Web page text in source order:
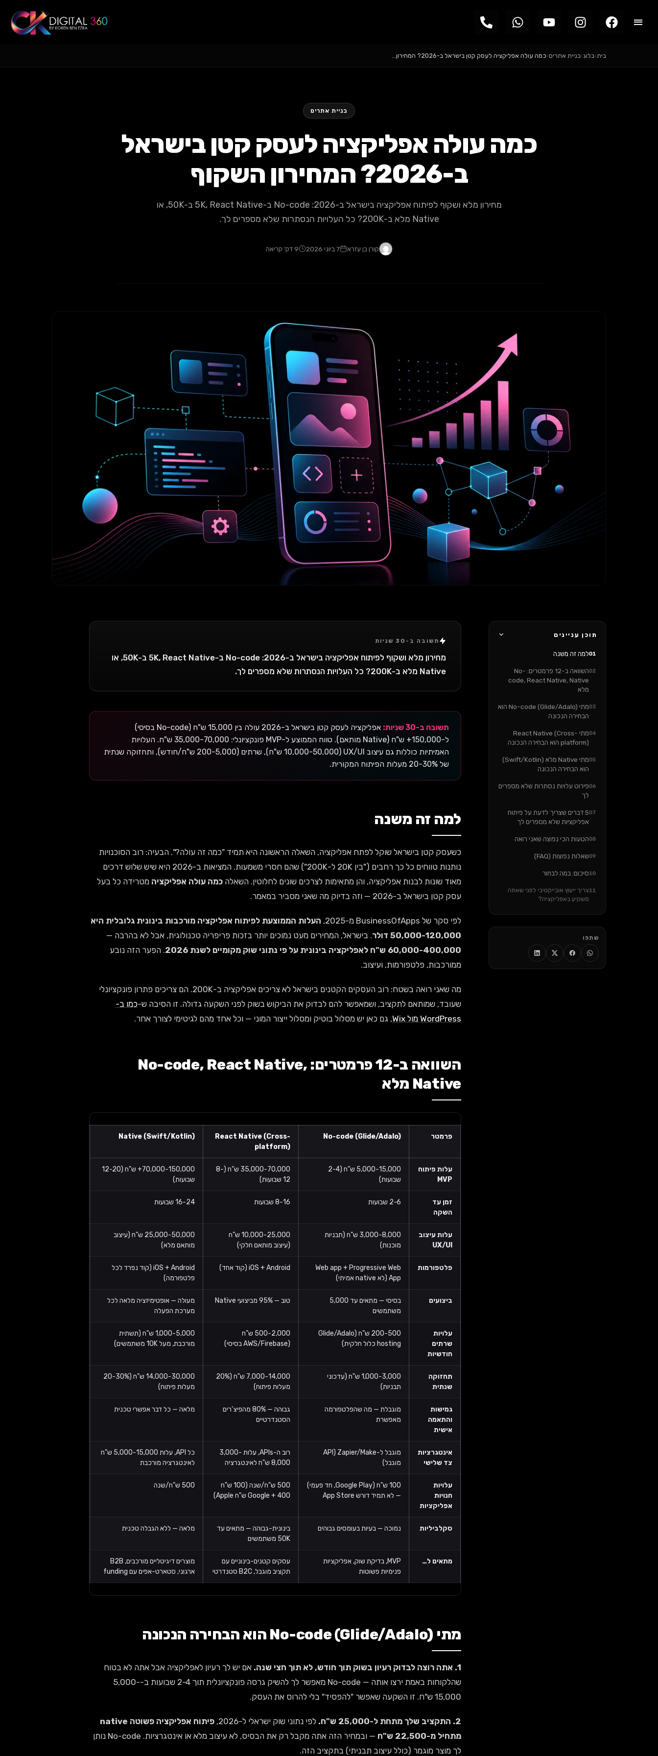
בית›בלוג›בניית אתרים›כמה עולה אפליקציה לעסק קטן בישראל ב-2026? המחירון…
בניית אתרים
כמה עולה אפליקציה לעסק קטן בישראל
ב-2026? המחירון השקוף
מחירון מלא ושקוף לפיתוח אפליקציה בישראל ב-2026: No-code ב-5K, React Native ב-50K, או
Native מלא ב-200K? כל העלויות הנסתרות שלא מספרים לך.
קורן בן עזרא 7 ביוני 2026 9 דק׳ קריאה
תוכן עניינים
01למה זה משנה
02
השוואה ב-12 פרמטרים: No-
code, React Native, Native
מלא
03
מתי No-code (Glide/Adalo) הוא
הבחירה הנכונה
04
מתי React Native (Cross-
platform) הוא הבחירה הנכונה
05
מתי Native מלא (Swift/Kotlin)
הוא הבחירה הנכונה
06פירוט עלויות נסתרות שלא מספרים
לך
07
5 דברים שצריך לדעת על פיתוח
אפליקציות שלא מספרים לך
08הטעות הכי נפוצה שאני רואה
09שאלות נפוצות (FAQ)
10סיכום: במה לבחור
11צריך ייעוץ אובייקטיבי לפני שאתה
משקיע באפליקציה?
שתפו
תשובה ב-30 שניות
מחירון מלא ושקוף לפיתוח אפליקציה בישראל ב-2026: No-code ב-5K, React Native ב-50K, או
Native מלא ב-200K? כל העלויות הנסתרות שלא מספרים לך.
תשובה ב-30 שניות:
אפליקציה לעסק קטן בישראל ב-2026 עולה בין 15,000 ש"ח (No-code בסיסי)
ל-150,000+ ש"ח (Native מותאם). טווח הממוצע ל-MVP פונקציונלי: 35,000-70,000 ש"ח. העלויות
האמיתיות כוללות גם עיצוב UX/UI (10,000-50,000 ש"ח), שרתים (200-5,000 ש"ח/חודש), ותחזוקה שנתית
של 20-30% מעלות הפיתוח המקורית.
למה זה משנה
כשעסק קטן בישראל שוקל לפתח אפליקציה, השאלה הראשונה היא תמיד "כמה זה עולה?". הבעיה: רוב הסוכנויות
נותנות טווחים כל כך רחבים ("בין 20K ל-200K") שהם חסרי משמעות. המציאות ב-2026 היא שיש שלוש דרכים
מאוד שונות לבנות אפליקציה, והן מתאימות לצרכים שונים לחלוטין. השאלה כמה עולה אפליקציה מטרידה כל בעל
עסק קטן בישראל ב-2026 — וזה בדיוק מה שאני מסביר במאמר.
לפי סקר של BusinessOfApps מ-2025,
העלות הממוצעת לפיתוח אפליקציה מורכבות בינונית גלובלית היא
50,000-120,000 דולר
. בישראל, המחירים מעט נמוכים יותר בזכות פריפריה טכנולוגית, אבל לא בהרבה —
60,000-400,000 ש"ח לאפליקציה בינונית על פי נתוני שוק מקומיים לשנת 2026
. הפער הזה נובע
ממורכבות, פלטפורמות, ועיצוב.
מה שאני רואה בשטח: רוב העסקים הקטנים בישראל לא צריכים אפליקציה ב-200K. הם צריכים פתרון פונקציונלי
שעובד, שמותאם לתקציב, ושמאפשר להם לבדוק את הביקוש בשוק לפני השקעה גדולה. זו הסיבה ש-כמו ב-
WordPress מול Wix
, גם כאן יש מסלול בוטיק ומסלול ייצור המוני — וכל אחד מהם לגיטימי לצורך אחר.
השוואה ב-12 פרמטרים: No-code, React Native,
Native מלא
פרמטר No-code (Glide/Adalo)
React Native (Cross-
platform)
Native (Swift/Kotlin)
עלות פיתוח
MVP
5,000-15,000 ש"ח (2-4
שבועות)
35,000-70,000 ש"ח (8-
12 שבועות)
70,000-150,000+ ש"ח (12-20
שבועות)
זמן עד
השקה
2-6 שבועות 8-16 שבועות 16-24 שבועות
עלות עיצוב
UX/UI
3,000-8,000 ש"ח (תבניות
מוכנות)
10,000-25,000 ש"ח
(עיצוב מותאם חלקי)
25,000-50,000 ש"ח (עיצוב
מותאם מלא)
פלטפורמות
Web app + Progressive Web
App (לא native אמיתי)
iOS + Android (קוד אחד)
iOS + Android (קוד נפרד לכל
פלטפורמה)
ביצועים
בסיסי — מתאים עד 5,000
משתמשים
טוב — 95% מביצועי Native
מעולה — אופטימיזציה מלאה לכל
מערכת הפעלה
עלויות
שרתים
חודשיות
200-500 ש"ח (Glide/Adalo
hosting כלול חלקית)
500-2,000 ש"ח
(AWS/Firebase בסיסי)
1,000-5,000 ש"ח (תשתית
מורכבת, מעל 10K משתמשים)
תחזוקה
שנתית
1,000-3,000 ש"ח (עדכוני
תבניות)
7,000-14,000 ש"ח (20%
מעלות פיתוח)
14,000-30,000 ש"ח (20-30%
מעלות פיתוח)
גמישות
והתאמה
אישית
מוגבלת — מה שהפלטפורמה
מאפשרת
גבוהה — 80% מהפיצ'רים
הסטנדרטיים
מלאה — כל דבר אפשרי טכנית
אינטגרציות
צד שלישי
מוגבל ל-Zapier/Make (API
מוגבל)
רוב ה-APIs, עלות 3,000-
8,000 ש"ח לאינטגרציה
כל API, עלות 5,000-15,000 ש"ח
לאינטגרציה מורכבת
עלויות
חנויות
אפליקציות
100 ש"ח (Google Play, חד פעמי)
— לא תמיד דורש App Store
500 ש"ח/שנה (100 ש"ח
Google + 400 ש"ח Apple)
500 ש"ח/שנה
סקלביליות נמוכה — בעיות בעומסים גבוהים
בינונית-גבוהה — מתאים עד
50K משתמשים
מלאה — ללא הגבלה טכנית
מתאים ל…
MVP, בדיקת שוק, אפליקציות
פנימיות פשוטות
עסקים קטנים-בינוניים עם
תקציב מוגבל, B2C סטנדרטי
מוצרים דיגיטליים מורכבים, B2B
ארגוני, סטארט-אפים עם funding
מתי No-code (Glide/Adalo) הוא הבחירה הנכונה
1. אתה רוצה לבדוק רעיון בשוק תוך חודש, לא תוך חצי שנה.
אם יש לך רעיון לאפליקציה אבל אתה לא בטוח
שהלקוחות באמת ירצו אותה — No-code מאפשר לך להשיק גרסה פונקציונלית תוך 2-4 שבועות ב-5,000-
15,000 ש"ח. זו השקעה שאפשר "להפסיד" בלי להרוס את העסק.
2. התקציב שלך מתחת ל-25,000 ש"ח. לפי נתוני שוק ישראלי ל-2026,
פיתוח אפליקציה פשוטה native
מתחיל מ-22,500 ש"ח
— ובמחיר הזה אתה מקבל רק את הבסיס, לא עיצוב מלא או אינטגרציות. No-code נותן
לך מוצר מוגמר (כולל עיצוב תבניתי) בתקציב הזה.